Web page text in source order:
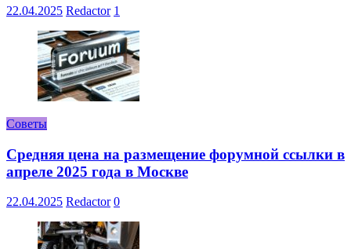
22.04.2025 Redactor 1
Советы
Средняя цена на размещение форумной ссылки в
апреле 2025 года в Москве
22.04.2025 Redactor 0